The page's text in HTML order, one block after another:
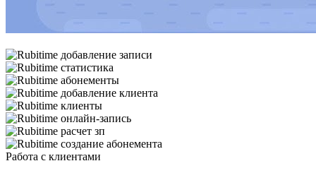
Работа с клиентами